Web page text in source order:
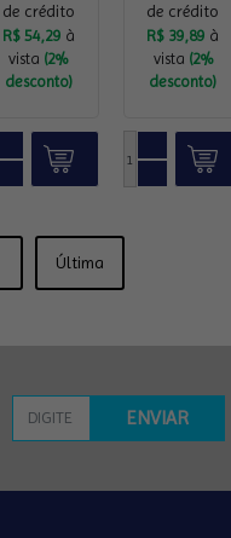
de crédito
R$ 54,29 à
vista (2%
desconto)
de crédito
R$ 39,89 à
vista (2%
desconto)
Última
ENVIAR